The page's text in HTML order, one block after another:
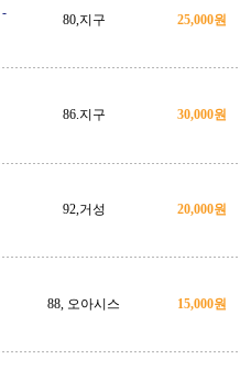
-
80,지구 25,000원
86.지구 30,000원
92,거성 20,000원
88, 오아시스 15,000원